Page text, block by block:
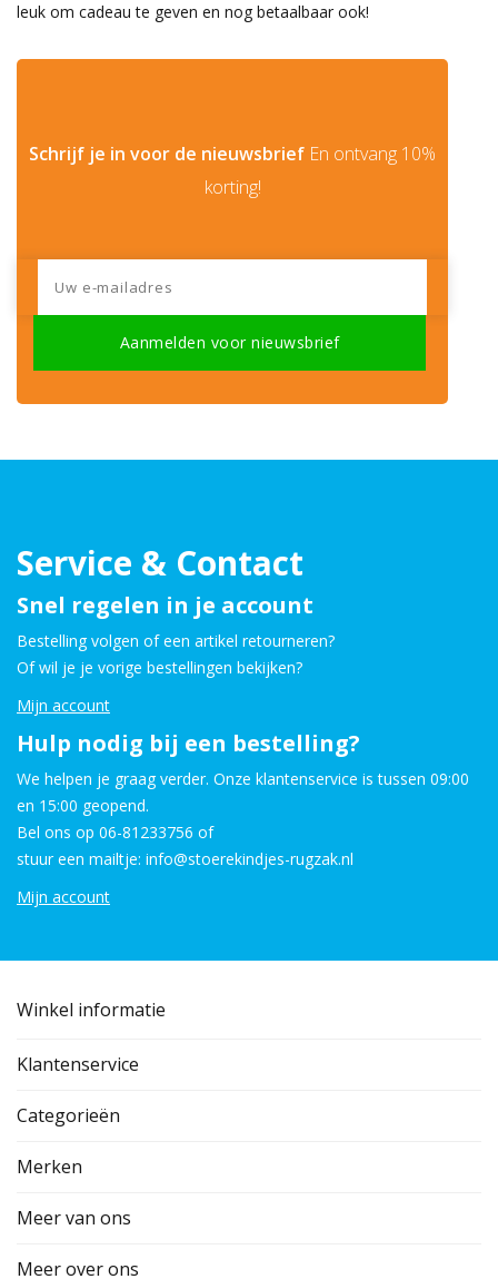
leuk om cadeau te geven en nog betaalbaar ook!
Schrijf je in voor de nieuwsbrief En ontvang 10%
korting!
Service & Contact
Snel regelen in je account
Bestelling volgen of een artikel retourneren?
Of wil je je vorige bestellingen bekijken?
Mijn account
Hulp nodig bij een bestelling?
We helpen je graag verder. Onze klantenservice is tussen 09:00
en 15:00 geopend.
Bel ons op 06-81233756 of
stuur een mailtje: info@stoerekindjes-rugzak.nl
Mijn account
Winkel informatie
Klantenservice
Categorieën
Merken
Meer van ons
Meer over ons